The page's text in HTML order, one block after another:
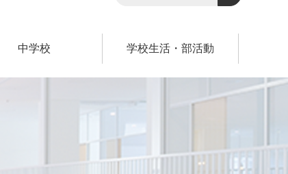
中学校 学校生活・部活動